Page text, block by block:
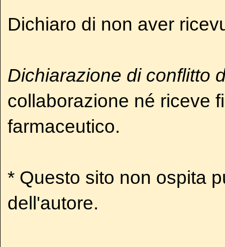
Dichiaro di non aver
Dichiarazione di conflitto
collaborazione né riceve
farmaceutico.
* Questo sito non ospita
dell'autore.